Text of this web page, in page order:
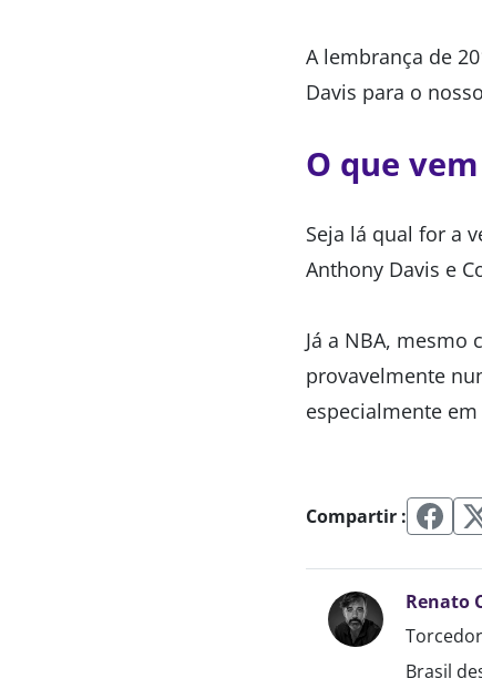
A lembrança de
Davis para o
O que
Seja lá qual for a
Anthony Davis e
Já a NBA,
provavelmente
especialmente
Compartir :
Renato
Brasil